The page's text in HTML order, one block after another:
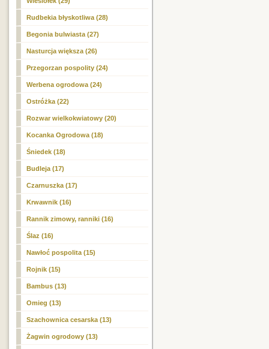
Rudbekia błyskotliwa (28)
Begonia bulwiasta (27)
Nasturcja większa (26)
Przegorzan pospolity (24)
Werbena ogrodowa (24)
Ostróżka (22)
Rozwar wielkokwiatowy (20)
Kocanka Ogrodowa (18)
Śniedek (18)
Budleja (17)
Czarnuszka (17)
Krwawnik (16)
Rannik zimowy, ranniki (16)
Ślaz (16)
Nawłoć pospolita (15)
Rojnik (15)
Bambus (13)
Omieg (13)
Szachownica cesarska (13)
Żagwin ogrodowy (13)